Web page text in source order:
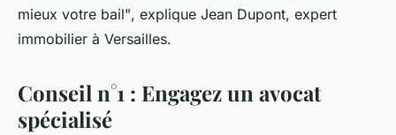
mieux votre bail", explique Jean Dupont, expert
immobilier à Versailles.
Conseil n°1 : Engagez un avocat
spécialisé